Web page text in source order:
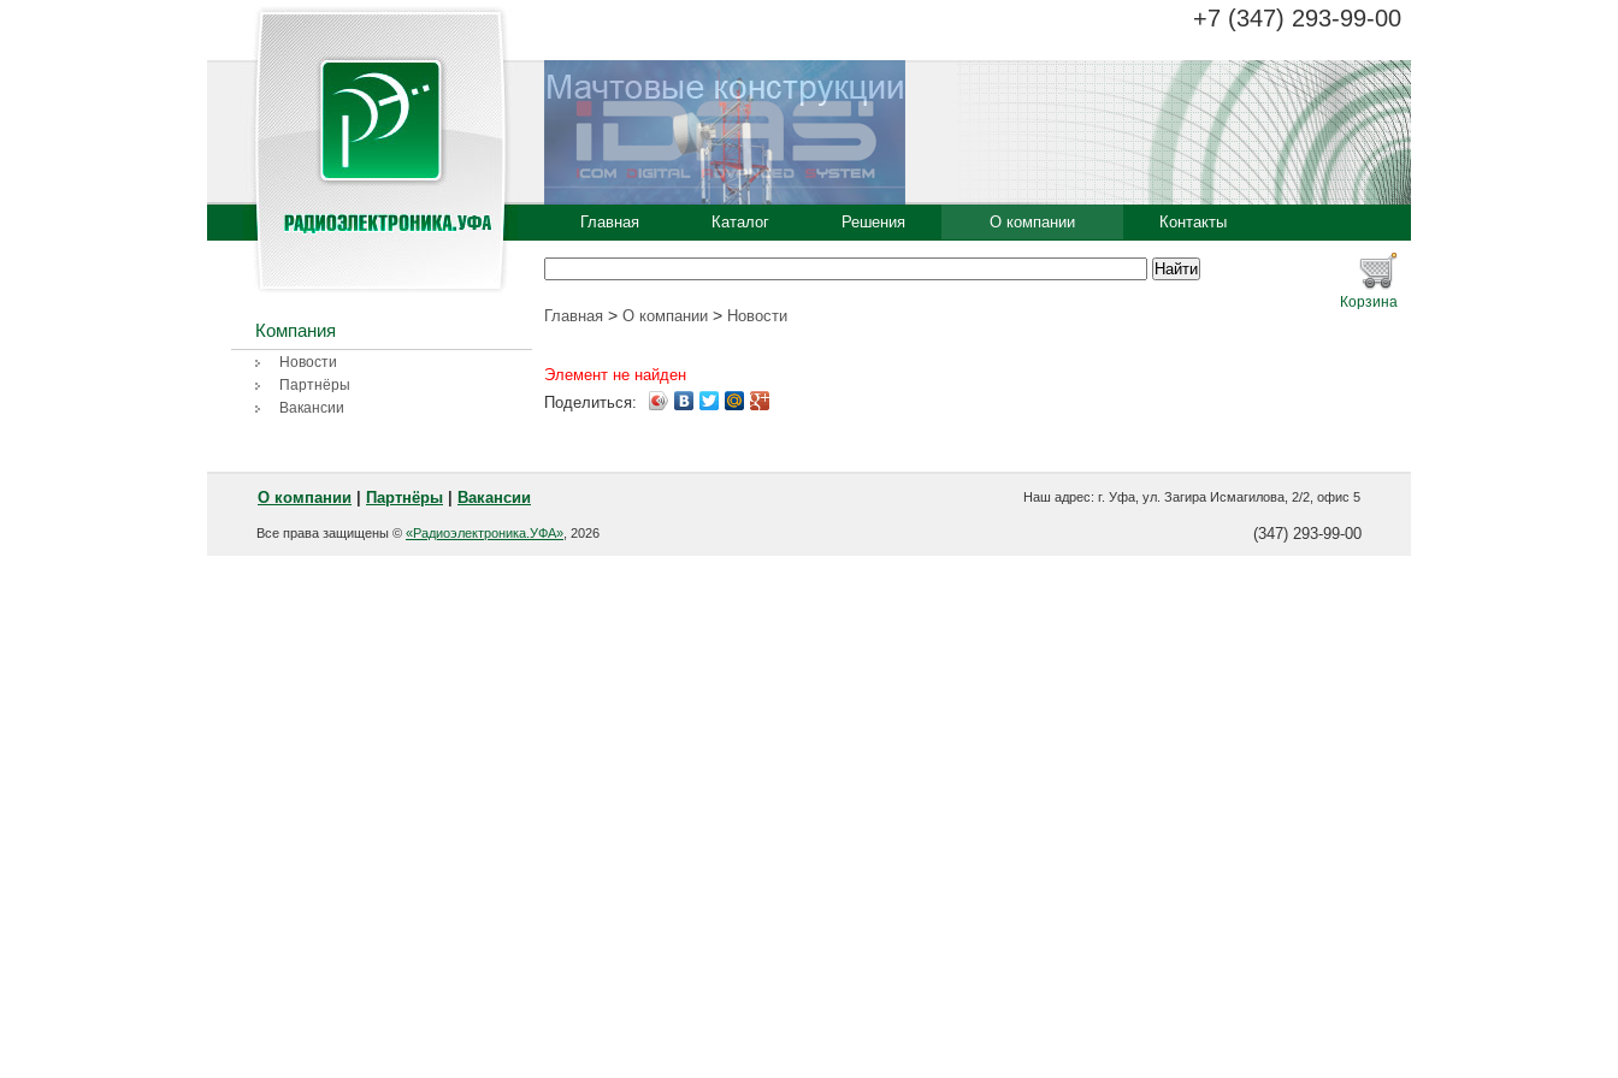
+7 (347) 293-99-00
Корзина
Главная Каталог Решения О компании Контакты
Компания
Новости
Партнёры
Вакансии
Главная > О компании > Новости
Элемент не найден
Поделиться:
О компании Партнёры Вакансии Наш адрес: г. Уфа, ул. Загира Исмагилова, 2/2, офис 5
Все права защищены © «Радиоэлектроника.УФА» , 2026 (347) 293-99-00